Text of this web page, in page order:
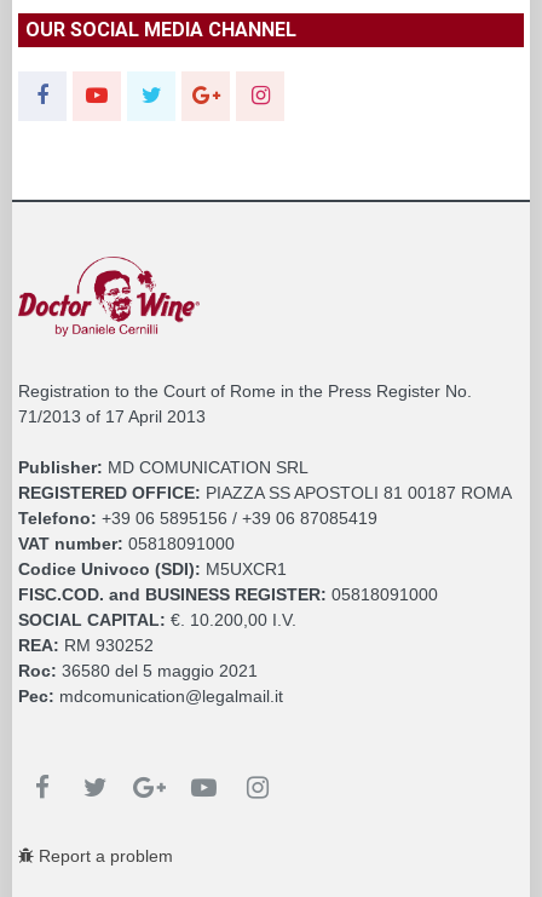
OUR SOCIAL MEDIA CHANNEL
Registration to the Court of Rome in the Press Register No.
71/2013 of 17 April 2013
Publisher: MD COMUNICATION SRL
REGISTERED OFFICE: PIAZZA SS APOSTOLI 81 00187 ROMA
Telefono: +39 06 5895156 / +39 06 87085419
VAT number: 05818091000
Codice Univoco (SDI): M5UXCR1
FISC.COD. and BUSINESS REGISTER: 05818091000
SOCIAL CAPITAL: €. 10.200,00 I.V.
REA: RM 930252
Roc: 36580 del 5 maggio 2021
Pec: mdcomunication@legalmail.it
Report a problem